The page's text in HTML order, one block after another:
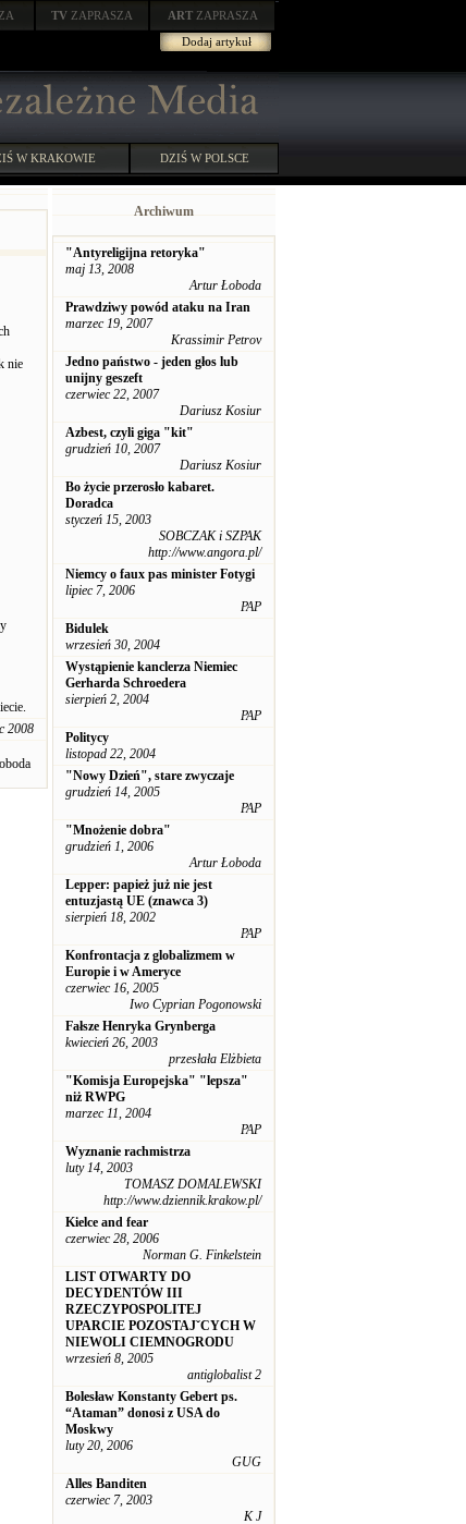
TV ZAPRASZA ART ZAPRASZA
Dodaj artykuł
W KRAKOWIE DZIŚ W POLSCE
nie
2008
Archiwum
"Antyreligijna retoryka"
maj 13, 2008
Artur Łoboda
Prawdziwy powód ataku na Iran
marzec 19, 2007
Krassimir Petrov
Jedno państwo - jeden głos lub
unijny geszeft
czerwiec 22, 2007
Dariusz Kosiur
Azbest, czyli giga "kit"
grudzień 10, 2007
Dariusz Kosiur
Bo życie przerosło kabaret.
Doradca
styczeń 15, 2003
SOBCZAK i SZPAK
http://www.angora.pl/
Niemcy o faux pas minister Fotygi
lipiec 7, 2006
PAP
Bidulek
wrzesień 30, 2004
Wystąpienie kanclerza Niemiec
Gerharda Schroedera
sierpień 2, 2004
PAP
Politycy
listopad 22, 2004
"Nowy Dzień", stare zwyczaje
grudzień 14, 2005
PAP
"Mnożenie dobra"
grudzień 1, 2006
Artur Łoboda
Lepper: papież już nie jest
entuzjastą UE (znawca 3)
sierpień 18, 2002
PAP
Konfrontacja z globalizmem w
Europie i w Ameryce
czerwiec 16, 2005
Iwo Cyprian Pogonowski
Fałsze Henryka Grynberga
kwiecień 26, 2003
przesłała Elżbieta
"Komisja Europejska" "lepsza"
niż RWPG
marzec 11, 2004
PAP
Wyznanie rachmistrza
luty 14, 2003
TOMASZ DOMALEWSKI
http://www.dziennik.krakow.pl/
Kielce and fear
czerwiec 28, 2006
Norman G. Finkelstein
LIST OTWARTY DO
DECYDENTÓW III
RZECZYPOSPOLITEJ
UPARCIE POZOSTAJˇCYCH W
NIEWOLI CIEMNOGRODU
wrzesień 8, 2005
antiglobalist 2
Bolesław Konstanty Gebert ps.
“Ataman” donosi z USA do
Moskwy
luty 20, 2006
GUG
Alles Banditen
czerwiec 7, 2003
K J